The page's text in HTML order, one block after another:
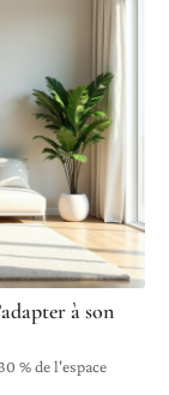
à son
% de l'espace